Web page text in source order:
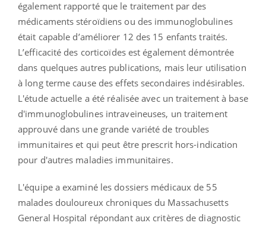
également rapporté que le traitement par des
médicaments stéroïdiens ou des immunoglobulines
était capable d’améliorer 12 des 15 enfants traités.
L’efficacité des corticoïdes est également démontrée
dans quelques autres publications, mais leur utilisation
à long terme cause des effets secondaires indésirables.
L'étude actuelle a été réalisée avec un traitement à base
d'immunoglobulines intraveineuses, un traitement
approuvé dans une grande variété de troubles
immunitaires et qui peut être prescrit hors-indication
pour d'autres maladies immunitaires.
L'équipe a examiné les dossiers médicaux de 55
malades douloureux chroniques du Massachusetts
General Hospital répondant aux critères de diagnostic